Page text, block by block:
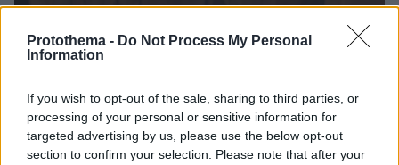
Protothema - Do Not Process My Personal
Information
If you wish to opt-out of the sale, sharing to third parties, or
processing of your personal or sensitive information for
targeted advertising by us, please use the below opt-out
section to confirm your selection. Please note that after your